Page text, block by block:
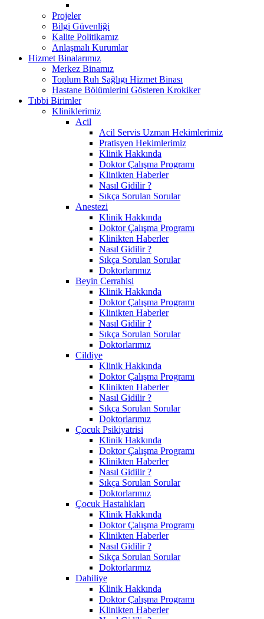
Projeler
Bilgi Güvenliği
Kalite Politikamız
Anlaşmalı Kurumlar
Hizmet Binalarımız
Merkez Binamız
Toplum Ruh Sağlıgı Hizmet Binası
Hastane Bölümlerini Gösteren Krokiker
Tıbbi Birimler
Kliniklerimiz
Acil
Acil Servis Uzman Hekimlerimiz
Pratisyen Hekimlerimiz
Klinik Hakkında
Doktor Çalışma Programı
Klinikten Haberler
Nasıl Gidilir ?
Sıkça Sorulan Sorular
Anestezi
Klinik Hakkında
Doktor Çalışma Programı
Klinikten Haberler
Nasıl Gidilir ?
Sıkça Sorulan Sorular
Doktorlarımız
Beyin Cerrahisi
Klinik Hakkında
Doktor Çalışma Programı
Klinikten Haberler
Nasıl Gidilir ?
Sıkça Sorulan Sorular
Doktorlarımız
Cildiye
Klinik Hakkında
Doktor Çalışma Programı
Klinikten Haberler
Nasıl Gidilir ?
Sıkça Sorulan Sorular
Doktorlarımız
Çocuk Psikiyatrisi
Klinik Hakkında
Doktor Çalışma Programı
Klinikten Haberler
Nasıl Gidilir ?
Sıkça Sorulan Sorular
Doktorlarımız
Çocuk Hastalıkları
Klinik Hakkında
Doktor Çalışma Programı
Klinikten Haberler
Nasıl Gidilir ?
Sıkça Sorulan Sorular
Doktorlarımız
Dahiliye
Klinik Hakkında
Doktor Çalışma Programı
Klinikten Haberler